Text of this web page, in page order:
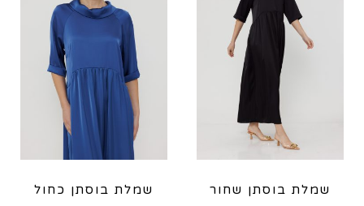
שמלת בוסתן שחור שמלת בוסתן כחול